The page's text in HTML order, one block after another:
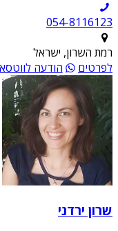
054-8116123
רמת השרון, ישראל
לפרטים
הודעה
שרון ירדני